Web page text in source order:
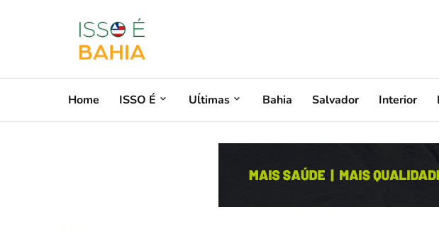
Home ISSO É Uĺtimas Bahia Salvador Interior